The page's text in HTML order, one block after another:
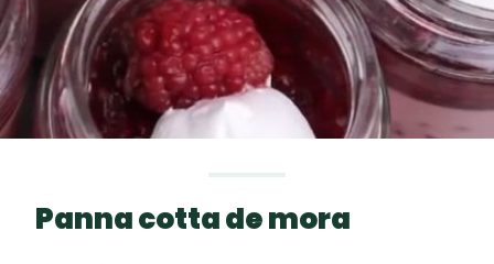
Galletas con
Chispas de
Chocolate
Red Velvet
30 min
Todas las
recetas
Panna cotta de mora